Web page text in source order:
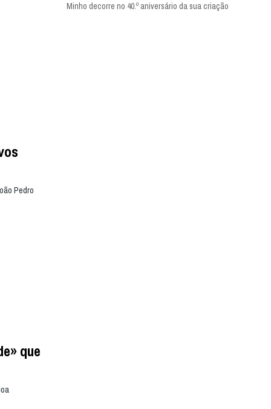
Pedro
que
Minho decorre no 40.º aniversário da sua criação